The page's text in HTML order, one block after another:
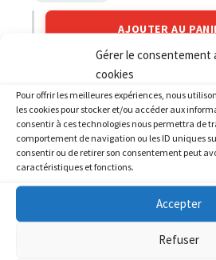
Gérer le consentement
cookies
Pour offrir les meilleures expériences, nous
les cookies pour stocker et/ou accéder aux
consentir à ces technologies nous permettra de
comportement de navigation ou les ID uniques
consentir ou de retirer son consentement peut
caractéristiques et fonctions.
Accepter
Refuser
AJOUTER AU
PRODUITS SIMILAIRES